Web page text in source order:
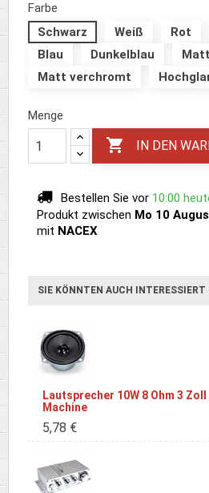
Farbe
Schwarz
Weiß Rot
Blau
Dunkelblau
Matt verchromt
Menge
 IN DEN
Bestellen Sie vor 10:00
Produkt zwischen Mo 10
mit NACEX
SIE KÖNNTEN AUCH INTERESSIERT
Lautsprecher 10W 8 Ohm 3
Machine
5,78 €